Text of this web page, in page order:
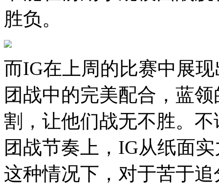
胜负。
而IG在上周的比赛中展
团战中的完美配合，蓝
割，让他们战无不胜。
团战节奏上，IG从纸面
这种情况下，对于苦于